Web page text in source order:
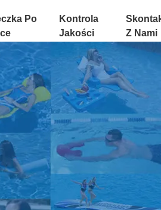
Po
Kontrola
Jakości
Z Nami